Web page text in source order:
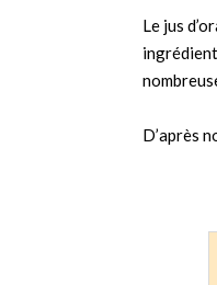
Le jus
D’après